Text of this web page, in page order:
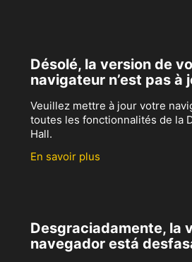
Désolé, la version de
navigateur n’est pas à
Veuillez mettre à jour votre
toutes les fonctionnalités de la
Hall.
En savoir plus
Desgraciadamente, la
navegador está